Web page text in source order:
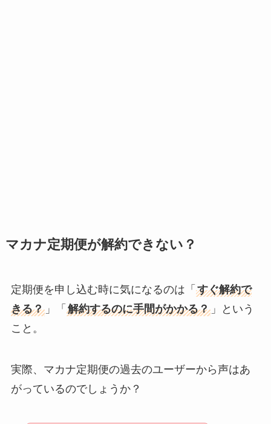
マカナ定期便が解約できない？
定期便を申し込む時に気になるのは「 すぐ解約で
きる？」「 解約するのに手間がかかる？」という
こと。
実際、マカナ定期便の過去のユーザーから声はあ
がっているのでしょうか？